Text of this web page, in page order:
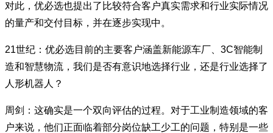
对此，优必选也提出了比较符合客户真实需求和行业实际情况
的量产和交付目标，并在逐步实现中。
21世纪：优必选目前的主要客户涵盖新能源车厂、3C智能制
造和智慧物流，我们是否有意识地选择行业，还是行业选择了
人形机器人？
周剑：这确实是一个双向评估的过程。对于工业制造领域的客
户来说，他们正面临着部分岗位缺工少工的问题，特别是一些